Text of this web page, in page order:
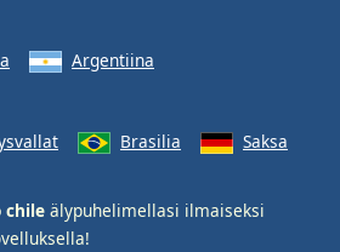
Argentiina
Brasilia Saksa
chile älypuhelimellasi ilmaiseksi